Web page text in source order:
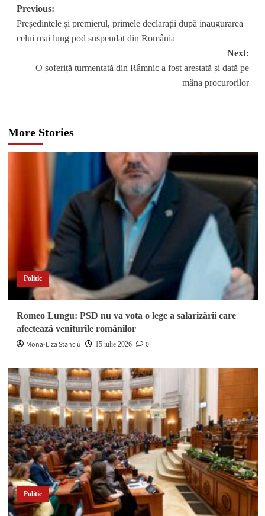
Post
navigation
Previous:
Președintele și premierul, primele declarații după inaugurarea
celui mai lung pod suspendat din România
Next:
O șoferiță turmentată din Râmnic a fost arestată și dată pe
mâna procurorilor
More Stories
Politic
Romeo Lungu: PSD nu va vota o lege a salarizării care
afectează veniturile românilor
Mona-Liza Stanciu
15 iulie 2026 0
Politic